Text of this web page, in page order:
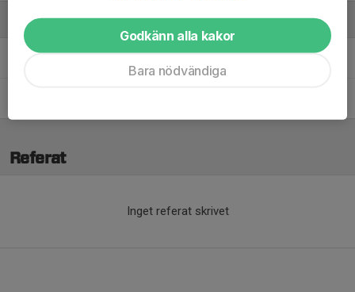
Ledare
Christoffer JonssonAssisterande tränare
Referat
Inget referat skrivet
Godkänn alla kakor
Bara nödvändiga